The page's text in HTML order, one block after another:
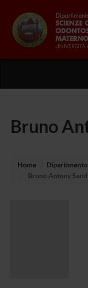
Bruno
Home Dipartimento
Bruno Antony